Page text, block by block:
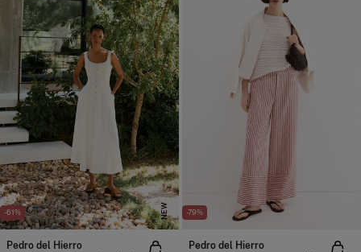
-61% NEW
Pedro del Hierro
-79%
Pedro del Hierro